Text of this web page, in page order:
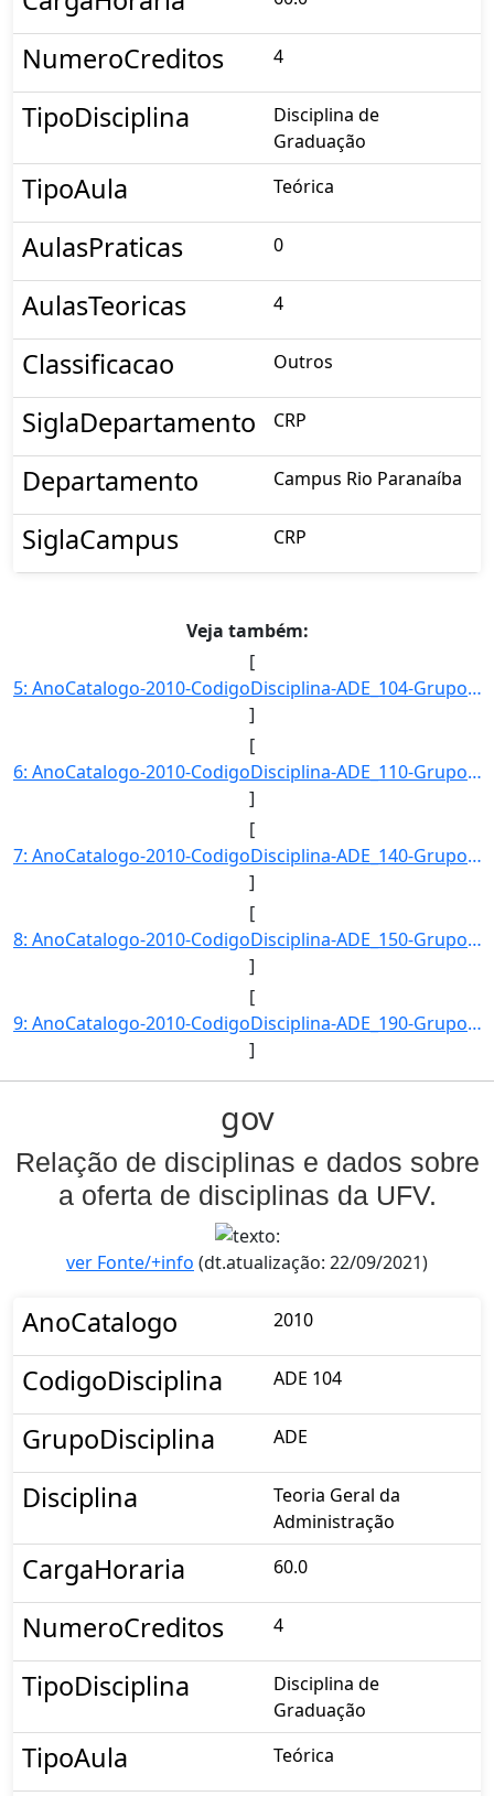
NumeroCreditos 4
TipoDisciplina
Disciplina de
Graduação
TipoAula Teórica
AulasPraticas 0
AulasTeoricas 4
Classificacao Outros
SiglaDepartamento CRP
Departamento Campus Rio Paranaíba
SiglaCampus CRP
Veja também:
[
5: AnoCatalogo-2010-CodigoDisciplina-ADE_104-GrupoDisciplina-ADE-Disciplina-Teoria_Geral_da_Administrac]
]
[
6: AnoCatalogo-2010-CodigoDisciplina-ADE_110-GrupoDisciplina-ADE-Disciplina-Contabilidade_Geral-CargaHo]
]
[
7: AnoCatalogo-2010-CodigoDisciplina-ADE_140-GrupoDisciplina-ADE-Disciplina-Ambiente-_Estrutura_e_Admin]
]
[
8: AnoCatalogo-2010-CodigoDisciplina-ADE_150-GrupoDisciplina-ADE-Disciplina-Matematica_Financeira-Carga]
]
[
9: AnoCatalogo-2010-CodigoDisciplina-ADE_190-GrupoDisciplina-ADE-Disciplina-Introducao_a_Economia-Carga]
]
gov
Relação de disciplinas e dados sobre
a oferta de disciplinas da UFV.
ver Fonte/+info (dt.atualização: 22/09/2021)
AnoCatalogo 2010
CodigoDisciplina ADE 104
GrupoDisciplina ADE
Disciplina
Teoria Geral da
Administração
CargaHoraria 60.0
NumeroCreditos 4
TipoDisciplina
Disciplina de
Graduação
TipoAula Teórica